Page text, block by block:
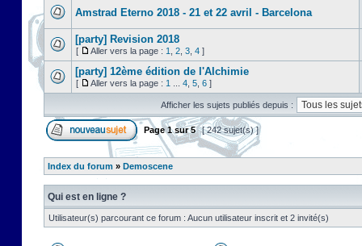
Amstrad Eterno 2018 - 21 et 22 avril - Barcelona
[party] Revision 2018
[ Aller vers la page : 1 2 3 4 ]
[party] 12ème édition de l'Alchimie
[ Aller vers la page : 1 4 5 6 ]
Afficher les sujets publiés depuis :
Page1sur5 [ 242 sujet(s) ]
Index du forum » Demoscene
Qui est en ligne ?
Utilisateur(s) parcourant ce forum : Aucun utilisateur inscrit et 2 invité(s)